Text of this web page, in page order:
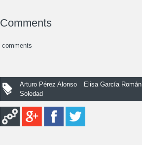
Comments
comments
Arturo Pérez Alonso
Elisa García Román
Soledad